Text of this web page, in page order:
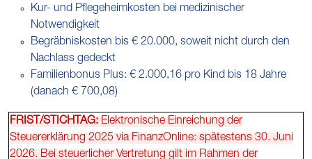
Kur- und Pflegeheimkosten bei medizinischer
Notwendigkeit
Begräbniskosten bis € 20.000, soweit nicht durch den
Nachlass gedeckt
Familienbonus Plus: € 2.000,16 pro Kind bis 18 Jahre
(danach € 700,08)
FRIST/STICHTAG: Elektronische Einreichung der
Steuererklärung 2025 via FinanzOnline: spätestens 30. Juni
2026. Bei steuerlicher Vertretung gilt im Rahmen der